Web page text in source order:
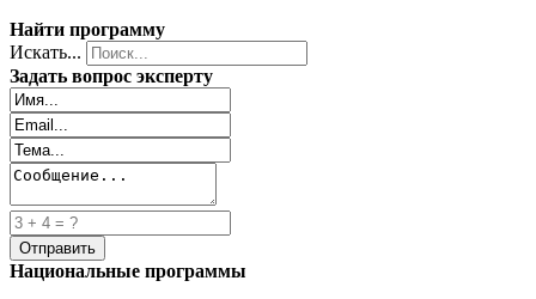
Найти программу
Искать...
Задать вопрос эксперту
Национальные программы